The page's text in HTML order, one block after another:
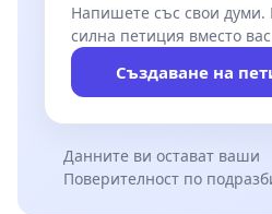
Напишете със свои
силна петиция вместо
Създаване на
Данните ви остават ваши
Поверителност по